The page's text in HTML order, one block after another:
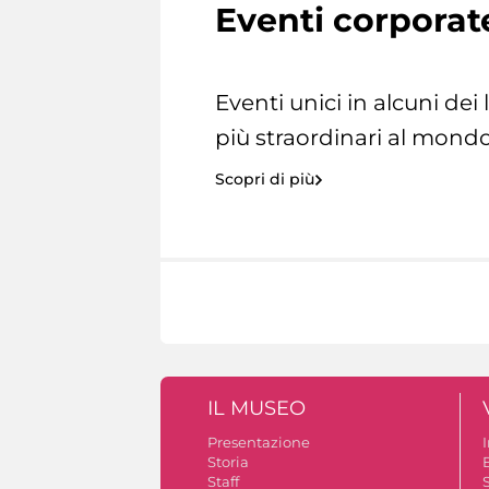
Eventi
Eventi unici in alcuni dei
più straordinari al
Scopri di più
IL MUSEO
Presentazione
Storia
Staff